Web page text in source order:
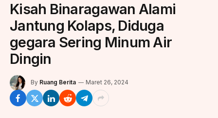
Kisah Binaragawan Alami
Jantung Kolaps, Diduga
gegara Sering Minum Air
Dingin
By Ruang Berita Maret 26, 2024